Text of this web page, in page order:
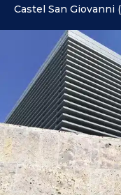
Castel San Giovanni